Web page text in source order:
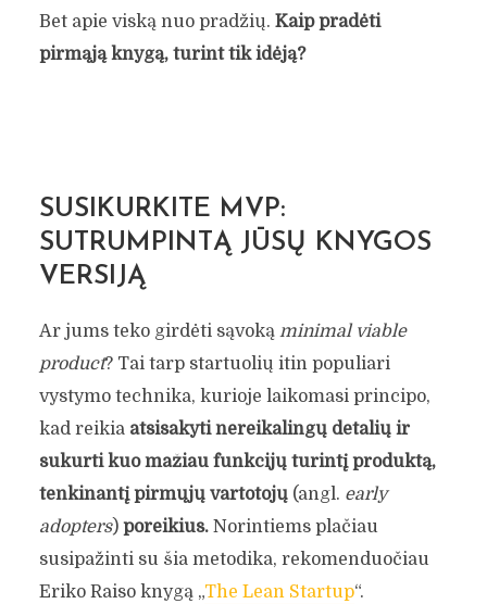
Bet apie viską nuo pradžių. Kaip pradėti
pirmąją knygą, turint tik idėją?
SUSIKURKITE MVP:
SUTRUMPINTĄ JŪSŲ KNYGOS
VERSIJĄ
Ar jums teko girdėti sąvoką minimal viable
product? Tai tarp startuolių itin populiari
vystymo technika, kurioje laikomasi principo,
kad reikia atsisakyti nereikalingų detalių ir
sukurti kuo mažiau funkcijų turintį produktą,
tenkinantį pirmųjų vartotojų(angl. early
adopters) poreikius. Norintiems plačiau
susipažinti su šia metodika, rekomenduočiau
Eriko Raiso knygą „The Lean Startup“.